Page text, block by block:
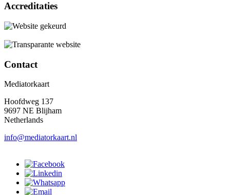
Accreditaties
Contact
Mediatorkaart
Hoofdweg 137
9697 NE Blijham
Netherlands
info@mediatorkaart.nl